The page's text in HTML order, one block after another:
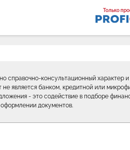
Только
справочно-консультационный характер
не является банком, кредитной или
- это содействие в подборе
документов.